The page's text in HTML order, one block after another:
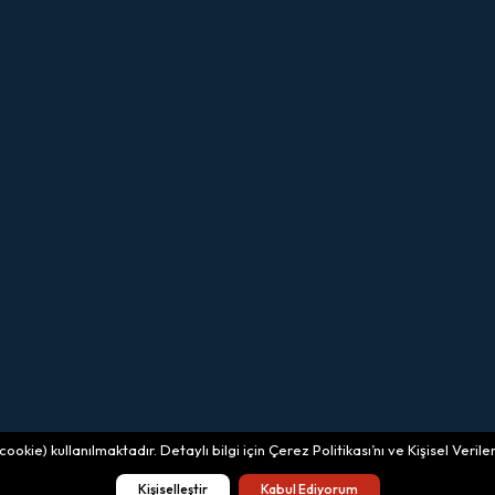
kullanılmaktadır. Detaylı bilgi için Çerez Politikası’nı ve Kişisel
Kişiselleştir Kabul Ediyorum